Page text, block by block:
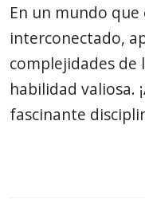
En un mundo que
interconectado,
complejidades de
habilidad valiosa.
fascinante